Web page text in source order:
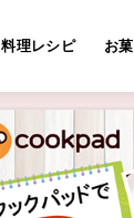
料理レシピ お